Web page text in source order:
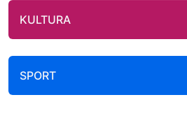
KULTURA
SPORT